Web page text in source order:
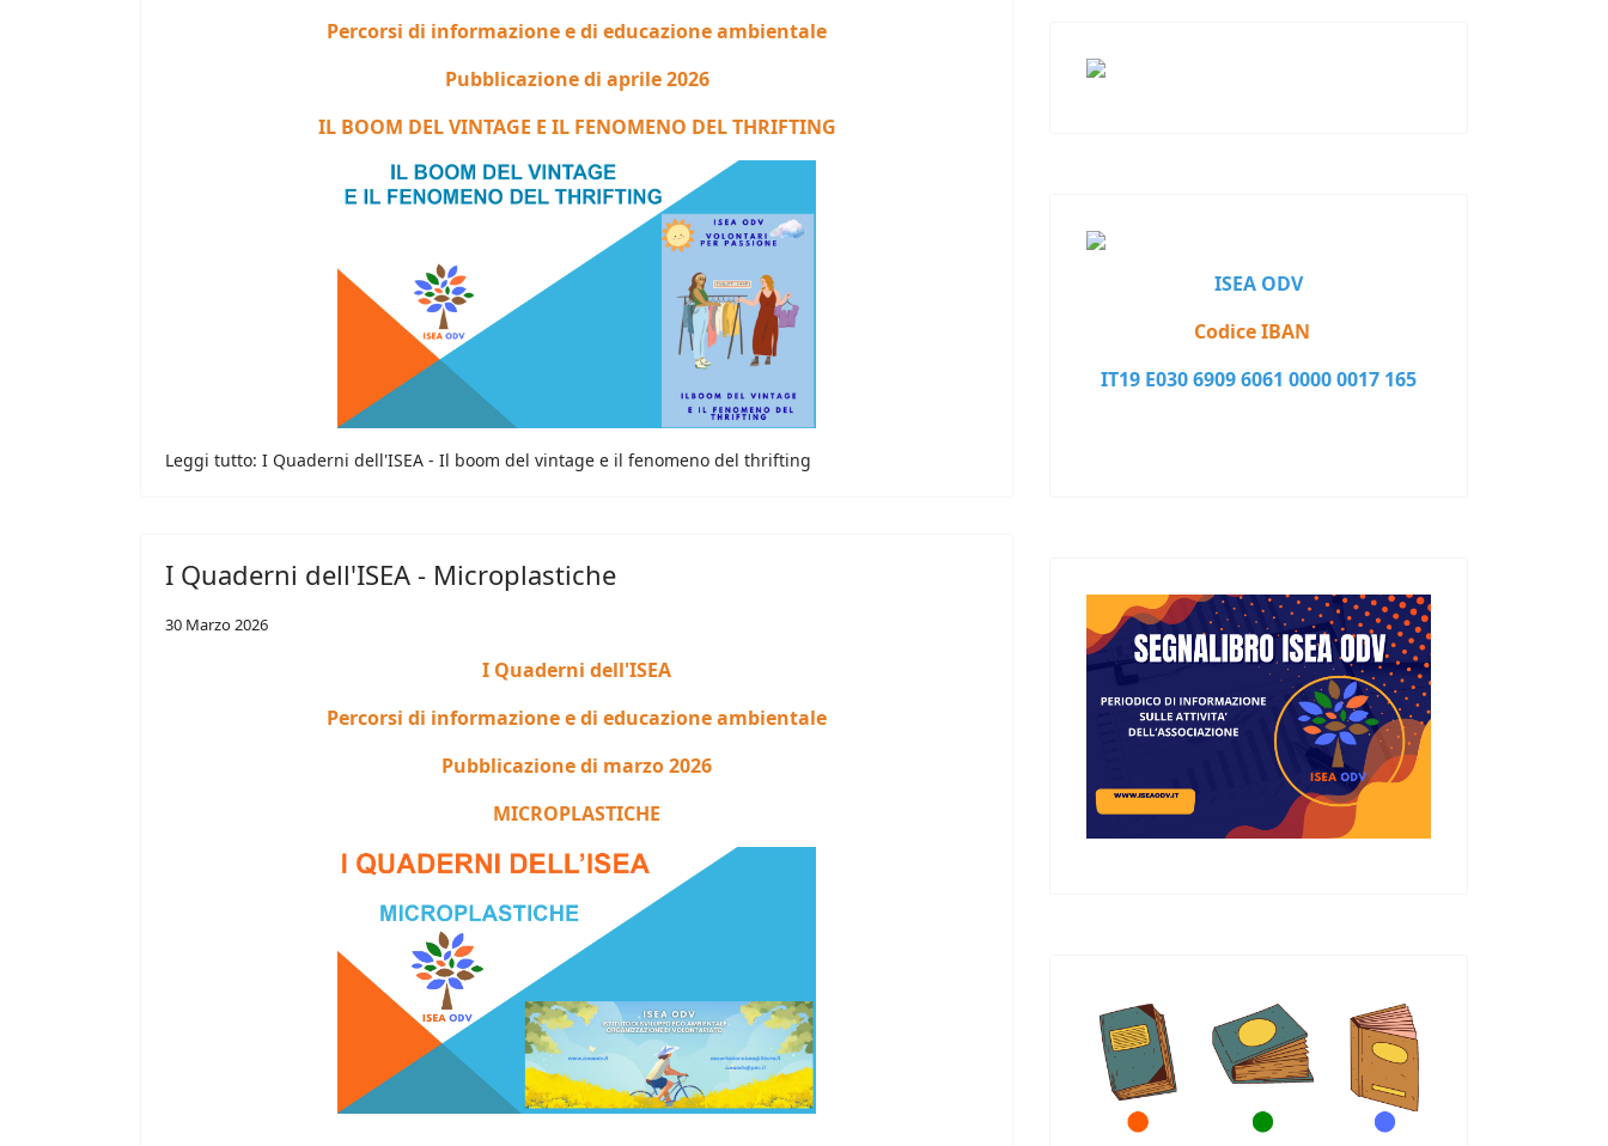
Percorsi di informazione e di educazione ambientale
Pubblicazione di aprile 2026
IL BOOM DEL VINTAGE E IL FENOMENO DEL THRIFTING
Leggi tutto: I Quaderni dell'ISEA - Il boom del vintage e il fenomeno del thrifting
I Quaderni dell'ISEA - Microplastiche
30 Marzo 2026
I Quaderni dell'ISEA
Percorsi di informazione e di educazione ambientale
Pubblicazione di marzo 2026
MICROPLASTICHE
ISEA ODV
Codice IBAN
IT19 E030 6909 6061 0000 0017 165